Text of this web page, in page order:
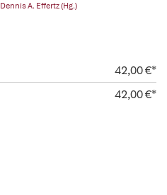
Dennis A. Effertz (Hg.)
42,00 €*
42,00 €*